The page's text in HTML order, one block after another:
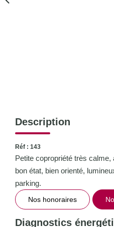
Description
Réf : 143
Petite copropriété très
bon état, bien orienté,
parking.
Nos honoraires
Diagnostics